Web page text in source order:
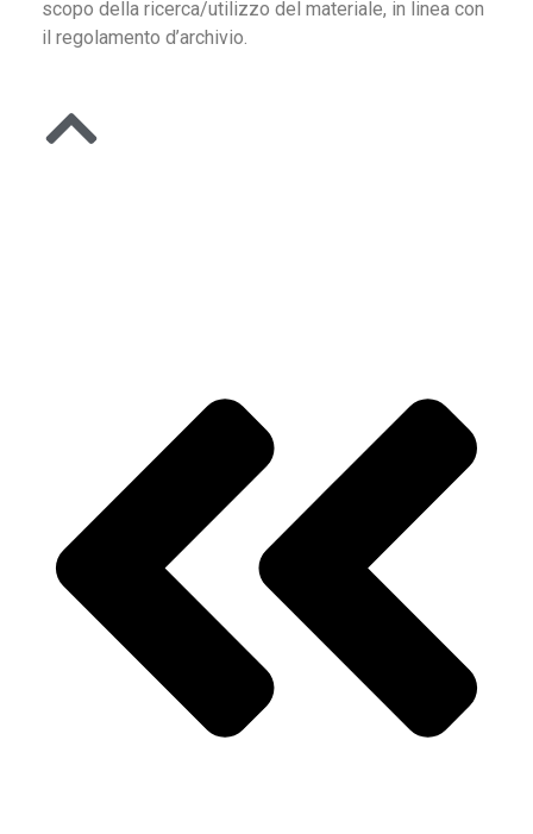
scopo della ricerca/utilizzo del materiale, in linea con
il regolamento d’archivio.